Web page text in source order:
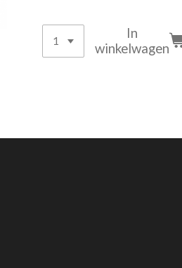
In
winkelwagen